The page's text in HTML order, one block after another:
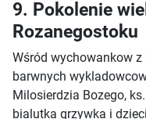
9. Pokolenie
Rozanegostoku
Wśród wychowankow
barwnych
Milosierdzia Bozego,
bialutka grzywka i